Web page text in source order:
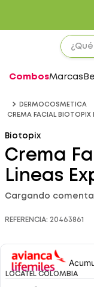
CombosMarcas
DERMOCOSMETICA
CREMA FACIAL BIOTOPIX
Biotopix
Crema
Lineas
Cargando
REFERENCIA: 20463861
LOCATEL COLOMBIA